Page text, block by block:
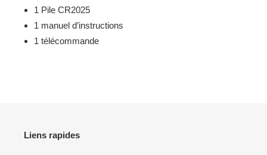
1 Pile CR2025
1 manuel d’instructions
1 télécommande
Liens rapides